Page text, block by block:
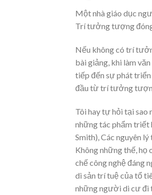
Một nhà giáo dục
Trí tưởng tượng
Nếu không có trí
bài giảng, khi làm
tiếp đến sự phát
đầu từ trí tưởng
Tôi hay tự hỏi tại sao
những tác phẩm triết
Smith), Các nguyên
Không những thế, họ
chế công nghệ đáng
di sản trí tuệ của tổ
những người di cư đi